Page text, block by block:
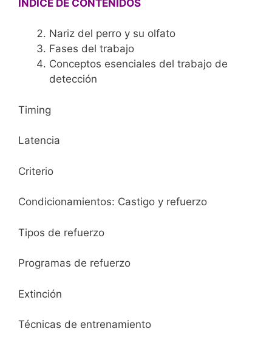
ÍNDICE DE CONTENIDOS
Nariz del perro y su olfato
Fases del trabajo
Conceptos esenciales del trabajo de
detección
Timing
Latencia
Criterio
Condicionamientos: Castigo y refuerzo
Tipos de refuerzo
Programas de refuerzo
Extinción
Técnicas de entrenamiento